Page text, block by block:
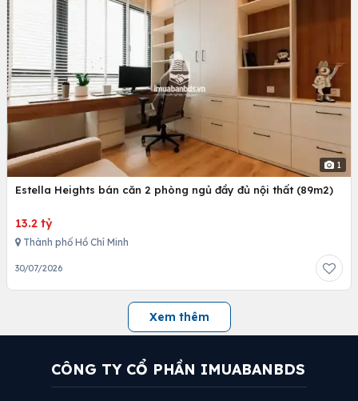
1
Estella Heights bán căn 2 phòng ngủ đầy đủ nội thất (89m2)
13.2 tỷ
Thành phố Hồ Chí Minh
30/07/2026
Xem thêm
CÔNG TY CỔ PHẦN IMUABANBDS